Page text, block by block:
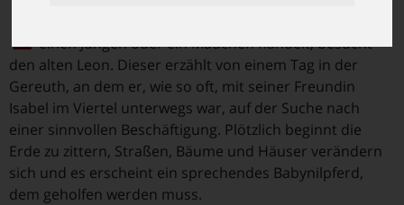
E einen Jungen oder ein Mädchen handelt, besucht
den alten Leon. Dieser erzählt von einem Tag in der
Gereuth, an dem er, wie so oft, mit seiner Freundin
Isabel im Viertel unterwegs war, auf der Suche nach
einer sinnvollen Beschäftigung. Plötzlich beginnt die
Erde zu zittern, Straßen, Bäume und Häuser verändern
sich und es erscheint ein sprechendes Babynilpferd,
dem geholfen werden muss.